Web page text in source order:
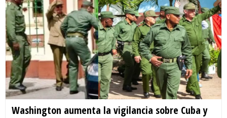
Washington aumenta la vigilancia sobre Cuba y